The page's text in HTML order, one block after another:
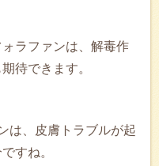
ラファンは、解毒作
期待できます。
は、皮膚トラブルが起
すね。